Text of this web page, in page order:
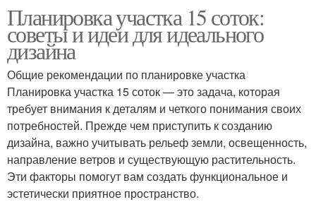
Планировка участка 15 соток:
советы и идеи для идеального
дизайна
Общие рекомендации по планировке участка
Планировка участка 15 соток — это задача, которая
требует внимания к деталям и четкого понимания своих
потребностей. Прежде чем приступить к созданию
дизайна, важно учитывать рельеф земли, освещенность,
направление ветров и существующую растительность.
Эти факторы помогут вам создать функциональное и
эстетически приятное пространство.